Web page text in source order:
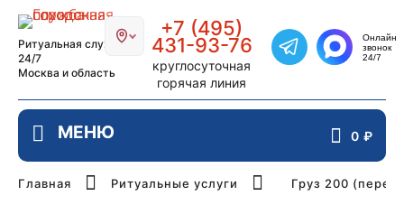
Ритуальная служба
24/7
Москва и область
+7 (495)
431-93-76
круглосуточная
горячая линия
Написать в
Онлайн
звонок
24/7
₽
0
Главная Ритуальные услуги Груз 200